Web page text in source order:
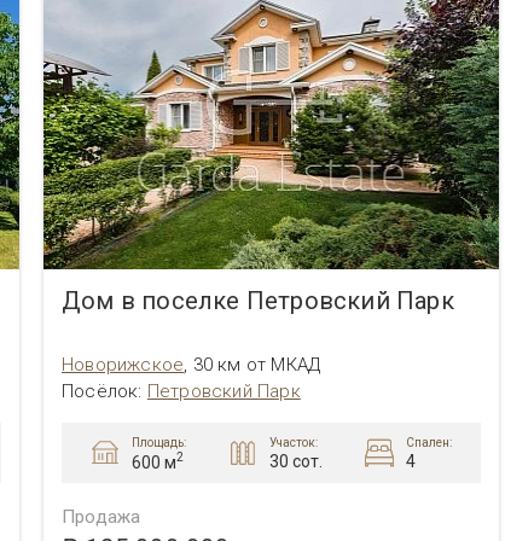
Дом в поселке Петровский Парк
Новорижское 30 км от МКАД
Посёлок: Петровский Парк
Площадь:
600 м2
Участок:
30 сот.
Спален:
4
Продажа